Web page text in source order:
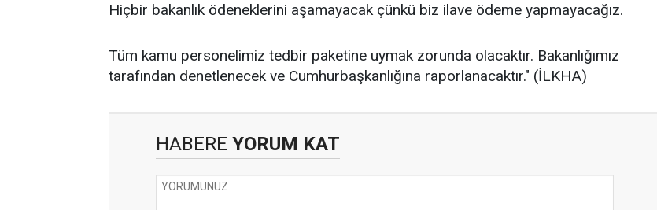
Hiçbir bakanlık ödeneklerini aşamayacak çünkü biz ilave ödeme yapmayacağız.
Tüm kamu personelimiz tedbir paketine uymak zorunda olacaktır. Bakanlığımız
tarafından denetlenecek ve Cumhurbaşkanlığına raporlanacaktır." (İLKHA)
HABERE YORUM KAT